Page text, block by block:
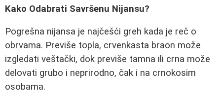
Kako Odabrati Savršenu Nijansu?
Pogrešna nijansa je najčešći greh kada je reč o
obrvama. Previše topla, crvenkasta braon može
izgledati veštački, dok previše tamna ili crna može
delovati grubo i neprirodno, čak i na crnokosim
osobama.